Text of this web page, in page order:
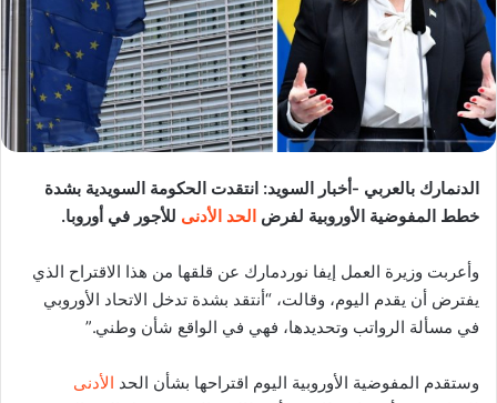
الدنمارك بالعربي -أخبار السويد: انتقدت الحكومة السويدية بشدة
خطط المفوضية الأوروبية لفرض الحد الأدنى للأجور في أوروبا.
وأعربت وزيرة العمل إيفا نوردمارك عن قلقها من هذا الاقتراح الذي
يفترض أن يقدم اليوم، وقالت، “أنتقد بشدة تدخل الاتحاد الأوروبي
في مسألة الرواتب وتحديدها، فهي في الواقع شأن وطني.”
وستقدم المفوضية الأوروبية اليوم اقتراحها بشأن الحد الأدنى